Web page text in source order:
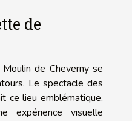
de
de Cheverny se
Le spectacle des
ce lieu emblématique,
expérience visuelle